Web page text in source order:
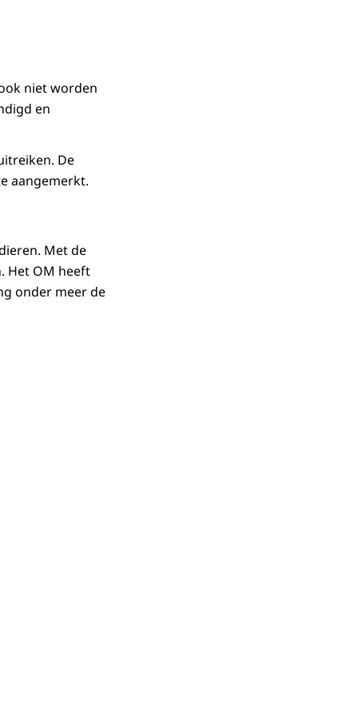
niet worden
en
De
aangemerkt.
Met de
Het OM heeft
onder meer de